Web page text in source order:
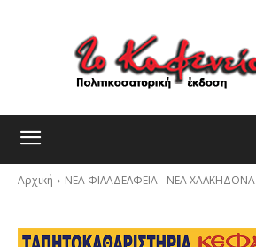
Αρχική ΝΕΑ ΦΙΛΑΔΕΛΦΕΙΑ - ΝΕΑ ΧΑΛΚΗΔΟΝΑ